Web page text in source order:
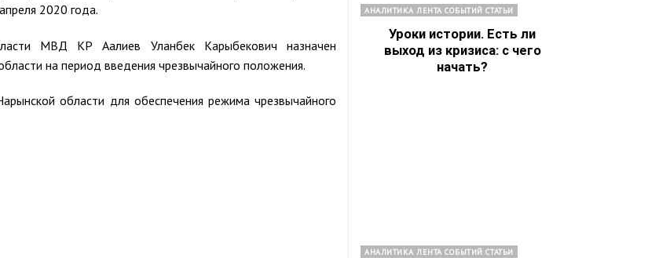
2020 года.
МВД КР Аалиев Уланбек Карыбекович назначен
на период введения чрезвычайного положения.
области для обеспечения режима чрезвычайного
АНАЛИТИКА ЛЕНТА СОБЫТИЙ СТАТЬИ
Уроки истории. Есть ли
выход из кризиса: с чего
начать?
АНАЛИТИКА ЛЕНТА СОБЫТИЙ СТАТЬИ